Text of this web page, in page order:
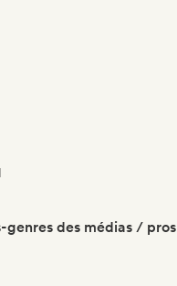
genres des médias / pros